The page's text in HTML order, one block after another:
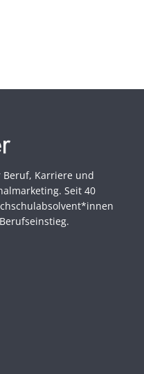
Karriere und
Seit 40